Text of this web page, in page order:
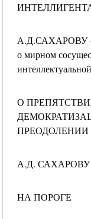
А.Д.САХАРОВУ —
о мирном
О
ПРЕОДОЛЕНИИ
А.Д. САХАРОВУ
НА ПОРОГЕ